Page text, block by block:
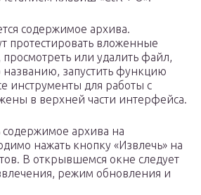
содержимое архива.
протестировать вложенные
или удалить файл,
названию, запустить функцию
инструменты для работы с
в верхней части интерфейса.
содержимое архива на
нажать кнопку «Извлечь» на
В открывшемся окне следует
режим обновления и